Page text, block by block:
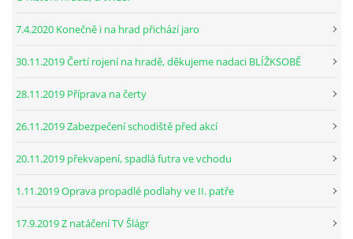
7.4.2020 Konečně i na hrad přichází jaro
30.11.2019 Čertí rojení na hradě, děkujeme nadaci BLÍŽKSOBĚ
28.11.2019 Příprava na čerty
26.11.2019 Zabezpečení schodiště před akcí
20.11.2019 překvapení, spadlá futra ve vchodu
1.11.2019 Oprava propadlé podlahy ve II. patře
17.9.2019 Z natáčení TV Šlágr